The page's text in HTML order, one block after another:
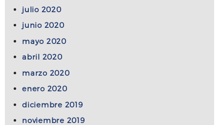
julio 2020
junio 2020
mayo 2020
abril 2020
marzo 2020
enero 2020
diciembre 2019
noviembre 2019